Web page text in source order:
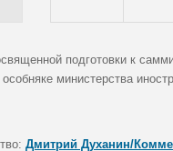
подготовки к
министерства
Дмитрий Духанин/